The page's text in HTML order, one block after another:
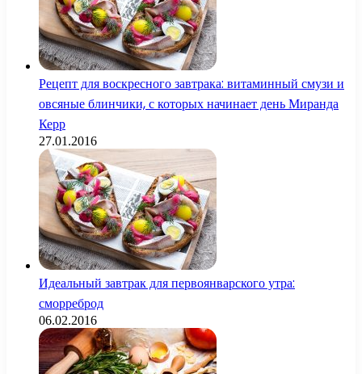
Рецепт для воскресного завтрака: витаминный смузи и
овсяные блинчики, с которых начинает день Миранда
Керр
27.01.2016
Идеальный завтрак для первоянварского утра:
сморреброд
06.02.2016